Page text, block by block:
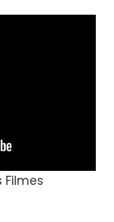
Filmes